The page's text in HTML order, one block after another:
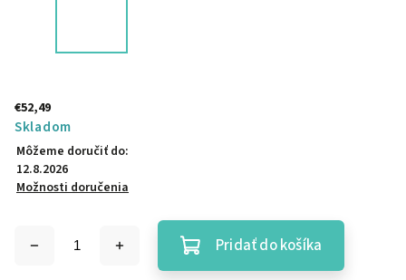
€52,49
Skladom
Môžeme doručiť do:
12.8.2026
Možnosti doručenia
Pridať do košíka